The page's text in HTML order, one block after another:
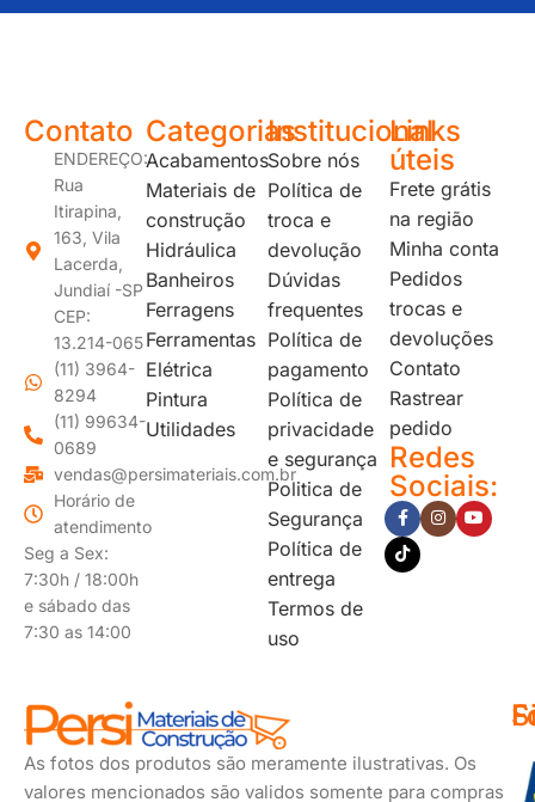
Contato
ENDEREÇO:
Rua
Itirapina,
163, Vila
Lacerda,
Jundiaí -SP
CEP:
13.214-065
(11) 3964-
8294
(11) 99634-
0689
vendas@persimateriais.com.br
Horário de
atendimento
Seg a Sex:
7:30h / 18:00h
e sábado das
7:30 as 14:00
Categorias
Acabamentos
Materiais de
construção
Hidráulica
Banheiros
Ferragens
Ferramentas
Elétrica
Pintura
Utilidades
Institucional
Sobre nós
Política de
troca e
devolução
Dúvidas
frequentes
Política de
pagamento
Política de
privacidade
e segurança
Politica de
Segurança
Política de
entrega
Termos de
uso
Links
úteis
Frete grátis
na região
Minha conta
Pedidos
trocas e
devoluções
Contato
Rastrear
pedido
Redes
Sociais:
As fotos dos produtos são meramente ilustrativas. Os
valores mencionados são validos somente para compras